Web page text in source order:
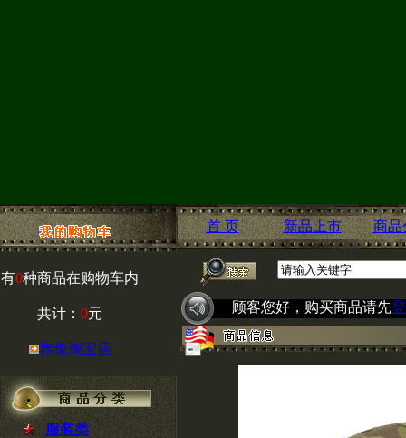
有0种商品在购物车内
共计： 0元
赤兔淘宝店
服装类
首 页 新品上市 商品
顾客您好，购买商品请先